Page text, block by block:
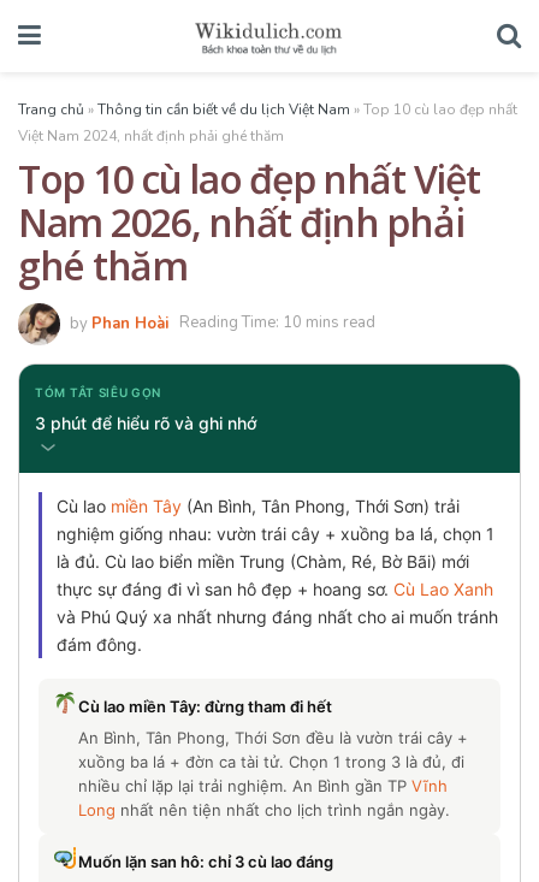
Trang chủ »Thông tin cần biết về du lịch Việt Nam »Top 10 cù lao đẹp nhất
Việt Nam 2024, nhất định phải ghé thăm
Top 10 cù lao đẹp nhất Việt
Nam 2026, nhất định phải
ghé thăm
by Phan Hoài Reading Time: 10 mins read
TÓM TẮT SIÊU GỌN
3 phút để hiểu rõ và ghi nhớ
Cù lao miền Tây (An Bình, Tân Phong, Thới Sơn) trải
nghiệm giống nhau: vườn trái cây + xuồng ba lá, chọn 1
là đủ. Cù lao biển miền Trung (Chàm, Ré, Bờ Bãi) mới
thực sự đáng đi vì san hô đẹp + hoang sơ. Cù Lao Xanh
và Phú Quý xa nhất nhưng đáng nhất cho ai muốn tránh
đám đông.
Cù lao miền Tây: đừng tham đi hết
An Bình, Tân Phong, Thới Sơn đều là vườn trái cây +
xuồng ba lá + đờn ca tài tử. Chọn 1 trong 3 là đủ, đi
nhiều chỉ lặp lại trải nghiệm. An Bình gần TP Vĩnh
Long nhất nên tiện nhất cho lịch trình ngắn ngày.
Muốn lặn san hô: chỉ 3 cù lao đáng